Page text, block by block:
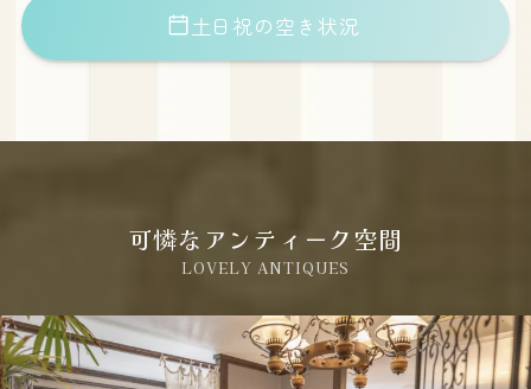
土日祝の空き状況
可憐なアンティーク空間
LOVELY ANTIQUES